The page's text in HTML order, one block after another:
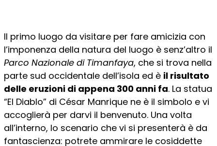
Il primo luogo da visitare per fare amicizia con
l’imponenza della natura del luogo è senz’altro il
Parco Nazionale di Timanfaya, che si trova nella
parte sud occidentale dell’isola ed è il risultato
delle eruzioni di appena 300 anni fa. La statua
“El Diablo” di César Manrique ne è il simbolo e vi
accoglierà per darvi il benvenuto. Una volta
all’interno, lo scenario che vi si presenterà è da
fantascienza: potrete ammirare le cosiddette